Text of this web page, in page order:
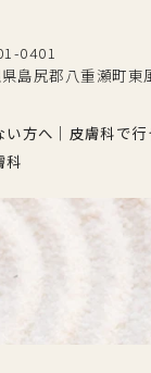
0401
島尻郡八重瀬町東
い方へ｜皮膚科で
科